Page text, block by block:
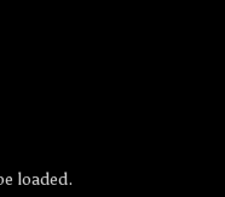
loaded.